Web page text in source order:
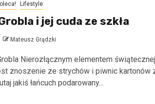
Lifestyle
i jej cuda ze szkła
Mateusz Grądzki
Nierozłącznym elementem świątecznej
znoszenie ze strychów i piwnic kartonów
jakiś łańcuch podarowany...